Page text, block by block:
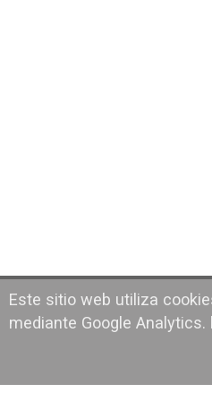
Este sitio web utiliza
mediante Google Analytics.